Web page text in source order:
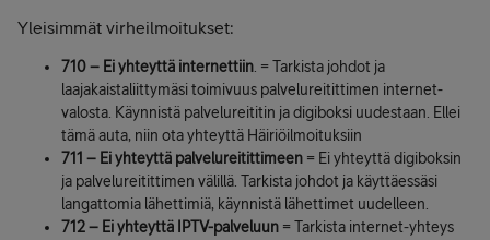
Yleisimmät virheilmoitukset:
710 – Ei yhteyttä internettiin . = Tarkista johdot ja
laajakaistaliittymäsi toimivuus palvelureitittimen internet-
valosta. Käynnistä palvelureititin ja digiboksi uudestaan. Ellei
tämä auta, niin ota yhteyttä Häiriöilmoituksiin
711 – Ei yhteyttä palvelureitittimeen = Ei yhteyttä digiboksin
ja palvelureitittimen välillä. Tarkista johdot ja käyttäessäsi
langattomia lähettimiä, käynnistä lähettimet uudelleen.
712 – Ei yhteyttä IPTV-palveluun = Tarkista internet-yhteys